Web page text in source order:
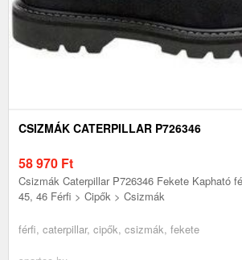
CSIZMÁK CATERPILLAR P726346
58 970 Ft
Csizmák Caterpillar P726346 Fekete Kapható
45, 46 Férfi > Cipők > Csizmák
férfi, caterpillar, cipők, csizmák, fekete